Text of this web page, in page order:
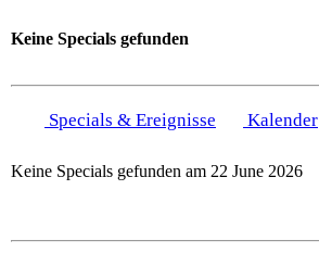
Keine Specials gefunden
Specials & Ereignisse Kalender
Keine Specials gefunden am 22 June 2026